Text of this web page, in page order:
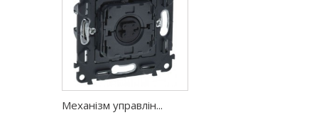
Механізм управлін...